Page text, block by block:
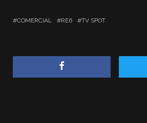
COMERCIAL RE6 TV SPOT